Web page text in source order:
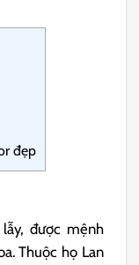
đẹp
được mệnh
Thuộc họ Lan